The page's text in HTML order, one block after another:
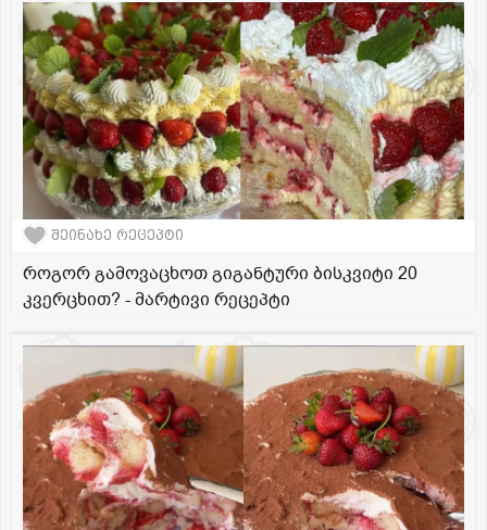
შეინახე რეცეპტი
როგორ გამოვაცხოთ გიგანტური ბისკვიტი 20
კვერცხით? - მარტივი რეცეპტი